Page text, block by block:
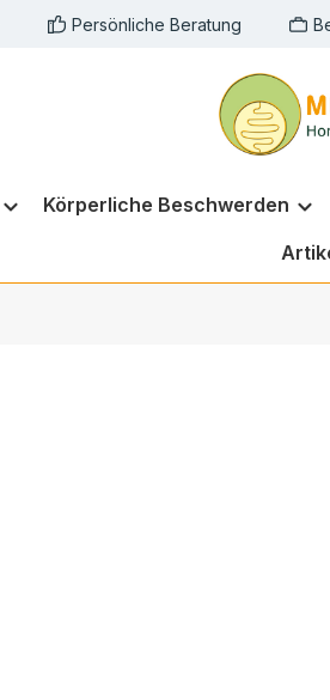
Persönliche Beratung
Körperliche Beschwerden